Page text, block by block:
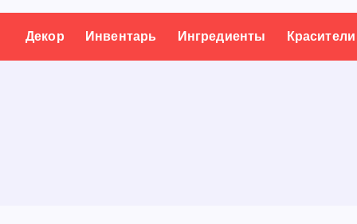
с
Декор Инвентарь Ингредиенты Красители